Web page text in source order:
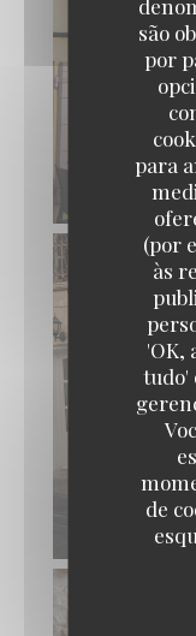
são
por
para
(por
às
'OK,
tudo'
de